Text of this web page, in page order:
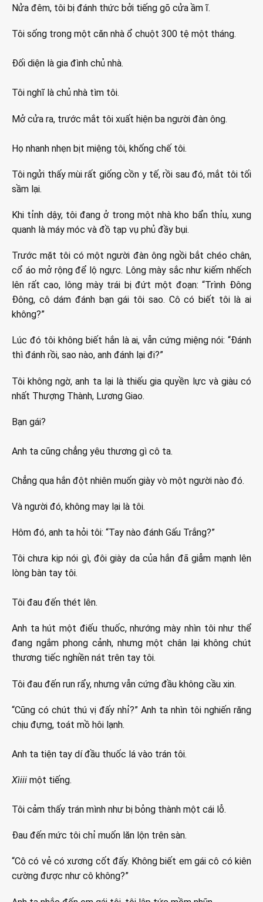
Nửa đêm, tôi bị đánh thức bởi tiếng gõ cửa ầm ĩ.
Tôi sống trong một căn nhà ổ chuột 300 tệ một tháng.
Đối diện là gia đình chủ nhà.
Tôi nghĩ là chủ nhà tìm tôi.
Mở cửa ra, trước mắt tôi xuất hiện ba người đàn ông.
Họ nhanh nhẹn bịt miệng tôi, khống chế tôi.
Tôi ngửi thấy mùi rất giống cồn y tế, rồi sau đó, mắt tôi tối
sầm lại.
Khi tỉnh dậy, tôi đang ở trong một nhà kho bẩn thỉu, xung
quanh là máy móc và đồ tạp vụ phủ đầy bụi.
Trước mặt tôi có một người đàn ông ngồi bắt chéo chân,
cổ áo mở rộng để lộ ngực. Lông mày sắc như kiếm nhếch
lên rất cao, lông mày trái bị đứt một đoạn: “Trình Đông
Đông, cô dám đánh bạn gái tôi sao. Cô có biết tôi là ai
không?”
Lúc đó tôi không biết hắn là ai, vẫn cứng miệng nói: “Đánh
thì đánh rồi, sao nào, anh đánh lại đi?”
Tôi không ngờ, anh ta lại là thiếu gia quyền lực và giàu có
nhất Thượng Thành, Lương Giao.
Bạn gái?
Anh ta cũng chẳng yêu thương gì cô ta.
Chẳng qua hắn đột nhiên muốn giày vò một người nào đó.
Và người đó, không may lại là tôi.
Hôm đó, anh ta hỏi tôi: “Tay nào đánh Gấu Trắng?”
Tôi chưa kịp nói gì, đôi giày da của hắn đã giẫm mạnh lên
lòng bàn tay tôi.
Tôi đau đến thét lên.
Anh ta hút một điếu thuốc, nhướng mày nhìn tôi như thể
đang ngắm phong cảnh, nhưng một chân lại không chút
thương tiếc nghiền nát trên tay tôi.
Tôi đau đến run rẩy, nhưng vẫn cứng đầu không cầu xin.
“Cũng có chút thú vị đấy nhỉ?” Anh ta nhìn tôi nghiến răng
chịu đựng, toát mồ hôi lạnh.
Anh ta tiện tay dí đầu thuốc lá vào trán tôi.
Xìiii một tiếng.
Tôi cảm thấy trán mình như bị bỏng thành một cái lỗ.
Đau đến mức tôi chỉ muốn lăn lộn trên sàn.
“Cô có vẻ có xương cốt đấy. Không biết em gái cô có kiên
cường được như cô không?”